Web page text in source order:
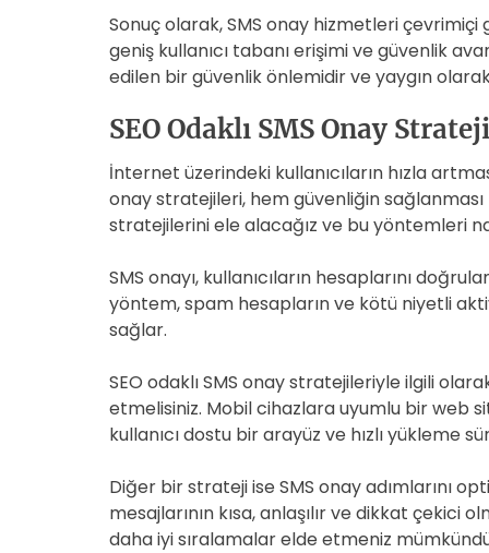
Sonuç olarak, SMS onay hizmetleri çevrimiçi
geniş kullanıcı tabanı erişimi ve güvenlik
edilen bir güvenlik önlemidir ve yaygın
SEO Odaklı SMS Onay
İnternet üzerindeki kullanıcıların hızla
onay stratejileri, hem güvenliğin sağlanması
stratejilerini ele alacağız ve bu yöntemleri
SMS onayı, kullanıcıların hesaplarını
yöntem, spam hesapların ve kötü niyetli
sağlar.
SEO odaklı SMS onay stratejileriyle ilgili
etmelisiniz. Mobil cihazlara uyumlu bir web
kullanıcı dostu bir arayüz ve hızlı yükleme
Diğer bir strateji ise SMS onay adımlarını
mesajlarının kısa, anlaşılır ve dikkat
daha iyi sıralamalar elde etmeniz